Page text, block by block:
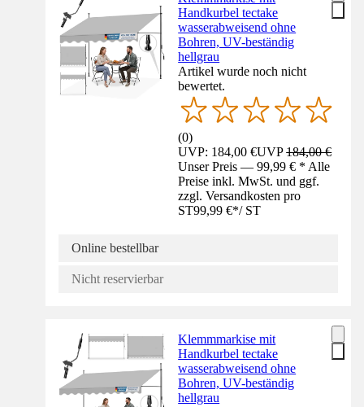
Handkurbel tectake
wasserabweisend ohne
Bohren, UV-beständig
hellgrau
Artikel wurde noch nicht
bewertet.
(0)
UVP: 184,00 €UVP184,00 €
Unser Preis — 99,99 € * Alle
Preise inkl. MwSt. und ggf.
zzgl. Versandkosten pro
ST99,99 €*/ ST
Online bestellbar
Nicht reservierbar
Klemmmarkise mit
Handkurbel tectake
wasserabweisend ohne
Bohren, UV-beständig
hellgrau